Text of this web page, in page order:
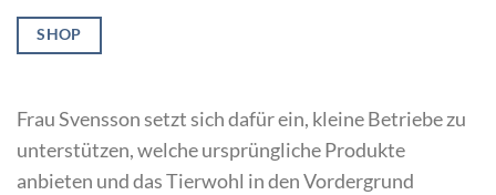
SHOP
Frau Svensson setzt sich dafür ein, kleine Betriebe zu
unterstützen, welche ursprüngliche Produkte
anbieten und das Tierwohl in den Vordergrund